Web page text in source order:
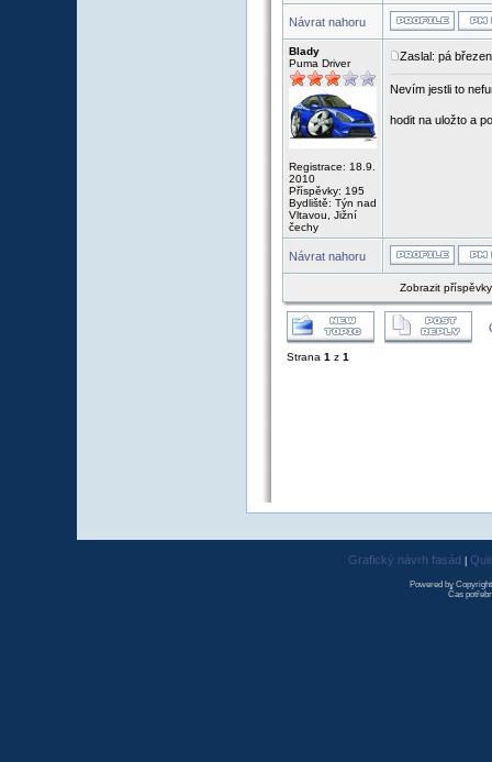
Návrat nahoru
Blady
Puma Driver
Registrace: 18.9.
2010
Příspěvky: 195
Bydliště: Týn nad
Vltavou, Jižní
čechy
Zaslal: pá
Nevím jestli to
hodit na uložto a
Návrat nahoru
Zobrazit
Strana 1 z 1
Grafický návrh fasád
Powered by
Čas